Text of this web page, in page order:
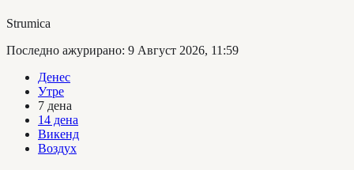
Strumica
Последно ажурирано: 9 Август 2026, 11:59
Денес
Утре
7 дена
14 дена
Викенд
Воздух